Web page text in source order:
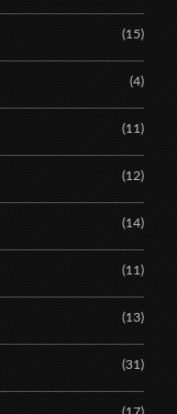
(15)
(4)
(11)
(12)
(14)
(11)
(13)
(31)
(17)